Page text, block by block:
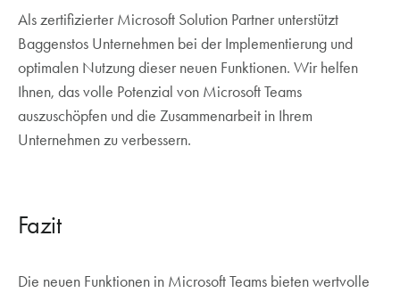
Als zertifizierter Microsoft Solution Partner unterstützt
Baggenstos Unternehmen bei der Implementierung und
optimalen Nutzung dieser neuen Funktionen. Wir helfen
Ihnen, das volle Potenzial von Microsoft Teams
auszuschöpfen und die Zusammenarbeit in Ihrem
Unternehmen zu verbessern.
Fazit
Die neuen Funktionen in Microsoft Teams bieten wertvolle